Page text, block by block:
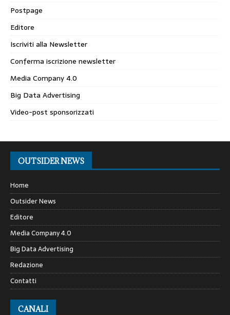
Postpage
Editore
Iscriviti alla Newsletter
Conferma iscrizione newsletter
Media Company 4.0
Big Data Advertising
Video-post sponsorizzati
OUTSIDER NEWS
Home
Outsider News
Editore
Media Company 4.0
Big Data Advertising
Redazione
Contatti
CANALI